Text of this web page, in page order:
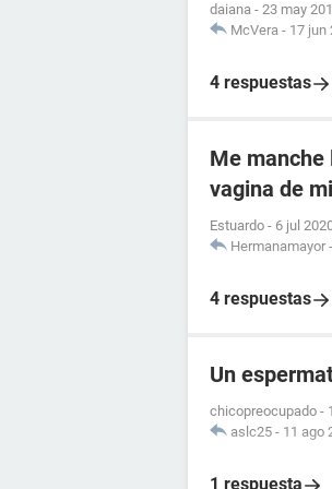
daiana - 23 may
McVera - 17 jun
4 respuestas
Me manche
vagina de
Estuardo - 6 jul
Hermanamayor -
4 respuestas
Un
chicopreocupado -
aslc25 - 11 ago
1 respuesta